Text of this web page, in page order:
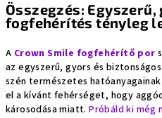
Összegzés:
fogfehérítés tényleg
A Crown Smile fogfehérítő por
az egyszerű, gyors és
szén természetes
el a kívánt fehérséget, hogy
károsodása miatt.Próbáld ki még